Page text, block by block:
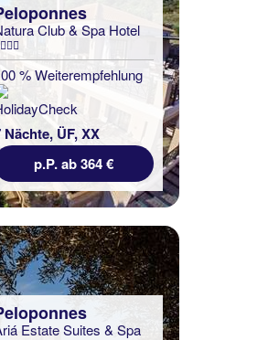
Club & Spa Hotel
% Weiterempfehlung
Nächte, ÜF, XX
p.P. ab 364 €
Estate Suites & Spa